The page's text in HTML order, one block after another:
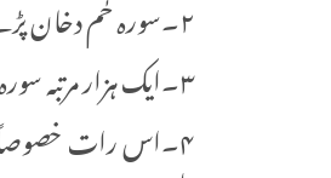
۲۔سورہ حٰم دخان پڑھے۔
۳۔ایک ہزار مرتبہ سورہ قدر پڑھے۔
۴۔اس رات خصوصاً